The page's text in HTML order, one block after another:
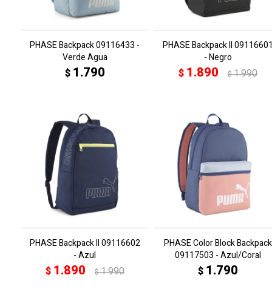
PHASE Backpack 09116433 -
Verde Agua
$ 1.790
PHASE Backpack II
- Negro
$ 1.890 $1.990
PHASE Backpack II 09116602
- Azul
$ 1.890 $1.990
PHASE Color Block Backpack
09117503 - Azul/Coral
$ 1.790